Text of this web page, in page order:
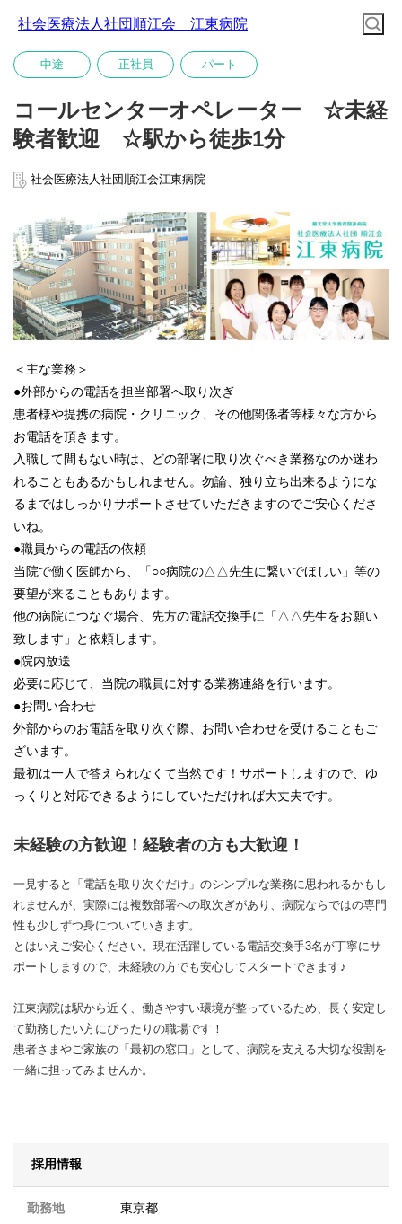
社会医療法人社団順江会 江東病院
中途 正社員 パート
コールセンターオペレーター ☆未経
験者歓迎 ☆駅から徒歩1分
社会医療法人社団順江会江東病院
＜主な業務＞
●外部からの電話を担当部署へ取り次ぎ
患者様や提携の病院・クリニック、その他関係者等様々な方から
お電話を頂きます。
入職して間もない時は、どの部署に取り次ぐべき業務なのか迷わ
れることもあるかもしれません。勿論、独り立ち出来るようにな
るまではしっかりサポートさせていただきますのでご安心くださ
いね。
●職員からの電話の依頼
当院で働く医師から、「○○病院の△△先生に繋いでほしい」等の
要望が来ることもあります。
他の病院につなぐ場合、先方の電話交換手に「△△先生をお願い
致します」と依頼します。
●院内放送
必要に応じて、当院の職員に対する業務連絡を行います。
●お問い合わせ
外部からのお電話を取り次ぐ際、お問い合わせを受けることもご
ざいます。
最初は一人で答えられなくて当然です！サポートしますので、ゆ
っくりと対応できるようにしていただければ大丈夫です。
未経験の方歓迎！経験者の方も大歓迎！
一見すると「電話を取り次ぐだけ」のシンプルな業務に思われるかもし
れませんが、実際には複数部署への取次ぎがあり、病院ならではの専門
性も少しずつ身についていきます。
とはいえご安心ください。現在活躍している電話交換手3名が丁寧にサ
ポートしますので、未経験の方でも安心してスタートできます♪
江東病院は駅から近く、働きやすい環境が整っているため、長く安定し
て勤務したい方にぴったりの職場です！
患者さまやご家族の「最初の窓口」として、病院を支える大切な役割を
一緒に担ってみませんか。
採用情報
勤務地
東京都